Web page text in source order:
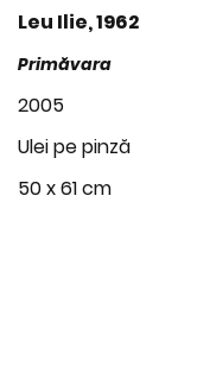
Leu Ilie, 1962
Primăvara
2005
Ulei pe pinză
50 x 61 cm